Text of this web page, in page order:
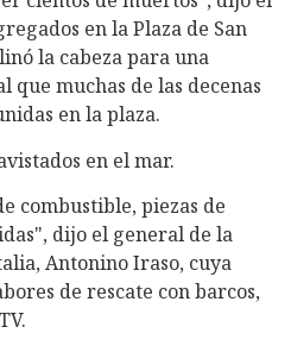
en la Plaza de San
la cabeza para una
que muchas de las decenas
en la plaza.
en el mar.
combustible, piezas de
dijo el general de la
Antonino Iraso, cuya
de rescate con barcos,